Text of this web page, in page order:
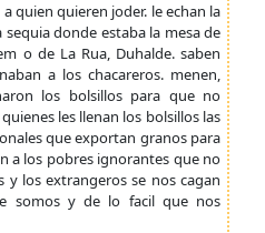
a quien quieren joder. le echan la
donde estaba la mesa de
o de La Rua, Duhalde. saben
a los chacareros. menen,
los bolsillos para que no
les llenan los bolsillos las
que exportan granos para
a los pobres ignorantes que no
y los extrangeros se nos cagan
somos y de lo facil que nos